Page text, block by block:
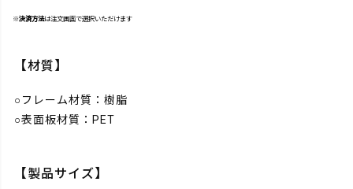
※決済方法は注文画面で選択いただけます
【材質】
○フレーム材質：樹脂
○表面板材質：PET
【製品サイズ】